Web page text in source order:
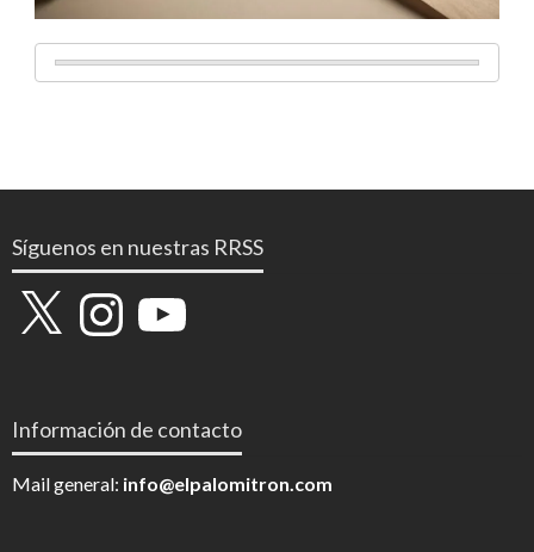
Síguenos en nuestras RRSS
X InstagramYouTube
Información de contacto
Mail general: info@elpalomitron.com